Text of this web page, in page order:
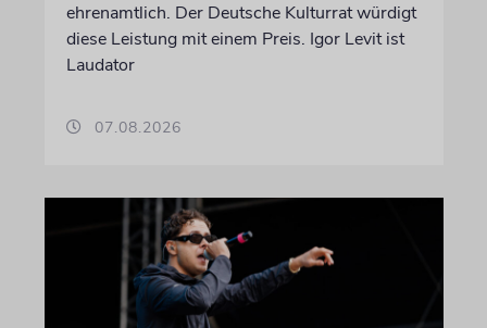
ehrenamtlich. Der Deutsche Kulturrat würdigt
diese Leistung mit einem Preis. Igor Levit ist
Laudator
07.08.2026